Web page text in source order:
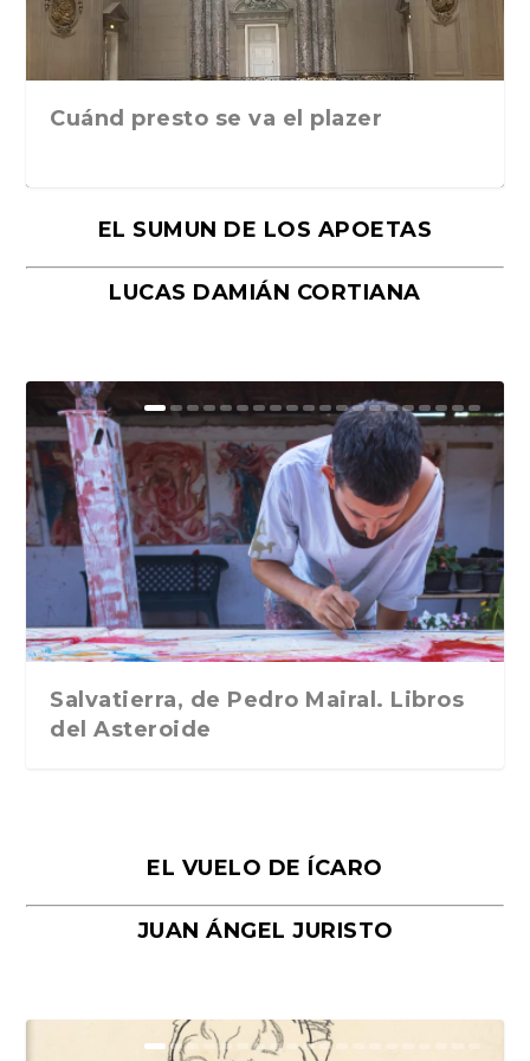
Cuánd presto se va el plazer
Moral, de Lyra Ekström Lindbäck.
Traducción de Car...
Revolución, de Hugo Gonçalves.
Libros del Asteroid...
«La música ha sido el gran amor de
mi vida». Esthe...
«El barman del Ritz», de Philippe
Collin. Traducci...
Mañanas de editorial, noches de
Bocaccio
EL SUMUN DE LOS APOETAS
LUCAS DAMIÁN CORTIANA
Salvatierra, de Pedro Mairal. Libros
del Asteroide
EL VUELO DE ÍCARO
JUAN ÁNGEL JURISTO